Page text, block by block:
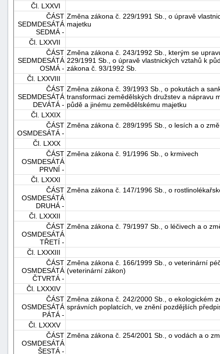
Čl. LXXVI
ČÁST
SEDMDESÁTÁ
SEDMÁ -
Změna zákona č. 229/1991 Sb., o úpravě
majetku
Čl. LXXVII
ČÁST
SEDMDESÁTÁ
OSMÁ -
Změna zákona č. 243/1992 Sb., kterým se
229/1991 Sb., o úpravě vlastnických vztahů k
zákona č. 93/1992 Sb.
Čl. LXXVIII
ČÁST
SEDMDESÁTÁ
DEVÁTÁ -
Změna zákona č. 39/1993 Sb., o pokutách a
transformaci zemědělských družstev a nápravu
půdě a jinému zemědělskému majetku
Čl. LXXIX
ČÁST
OSMDESÁTÁ -
Změna zákona č. 289/1995 Sb., o lesích a o
Čl. LXXX
ČÁST
OSMDESÁTÁ
PRVNÍ -
Změna zákona č. 91/1996 Sb., o krmivech
Čl. LXXXI
ČÁST
OSMDESÁTÁ
DRUHÁ -
Změna zákona č. 147/1996 Sb., o
Čl. LXXXII
ČÁST
OSMDESÁTÁ
TŘETÍ -
Změna zákona č. 79/1997 Sb., o léčivech a o
Čl. LXXXIII
ČÁST
OSMDESÁTÁ
ČTVRTÁ -
Změna zákona č. 166/1999 Sb., o veterinární
(veterinární zákon)
Čl. LXXXIV
ČÁST
OSMDESÁTÁ
PÁTÁ -
Změna zákona č. 242/2000 Sb., o ekologickém
správních poplatcích, ve znění pozdějších
Čl. LXXXV
ČÁST
OSMDESÁTÁ
ŠESTÁ -
Změna zákona č. 254/2001 Sb., o vodách a o